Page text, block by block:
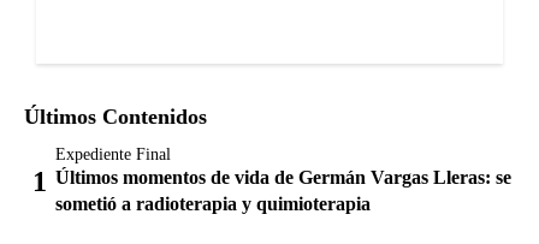
Últimos Contenidos
Expediente Final
Últimos momentos de vida de Germán Vargas Lleras: se
sometió a radioterapia y quimioterapia